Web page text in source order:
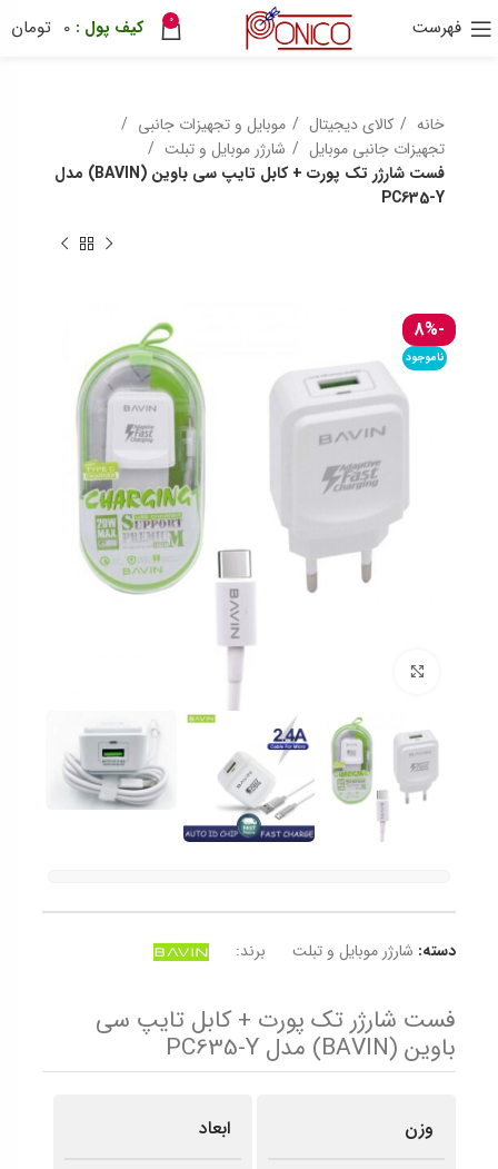
فهرست 0
0 تومان
خانه کالای دیجیتال
موبایل و تجهیزات جانبی
تجهیزات جانبی موبایل
شارژر موبایل و تبلت
فست شارژر تک پورت + کابل تایپ سی باوین (BAVIN) مدل
PC635-Y
-8%
ناموجود
دسته: شارژر موبایل و تبلت برند:
فست شارژر تک پورت + کابل تایپ سی
باوین (BAVIN) مدل PC635-Y
وزن ابعاد
30 هزار تومان
ترب پی